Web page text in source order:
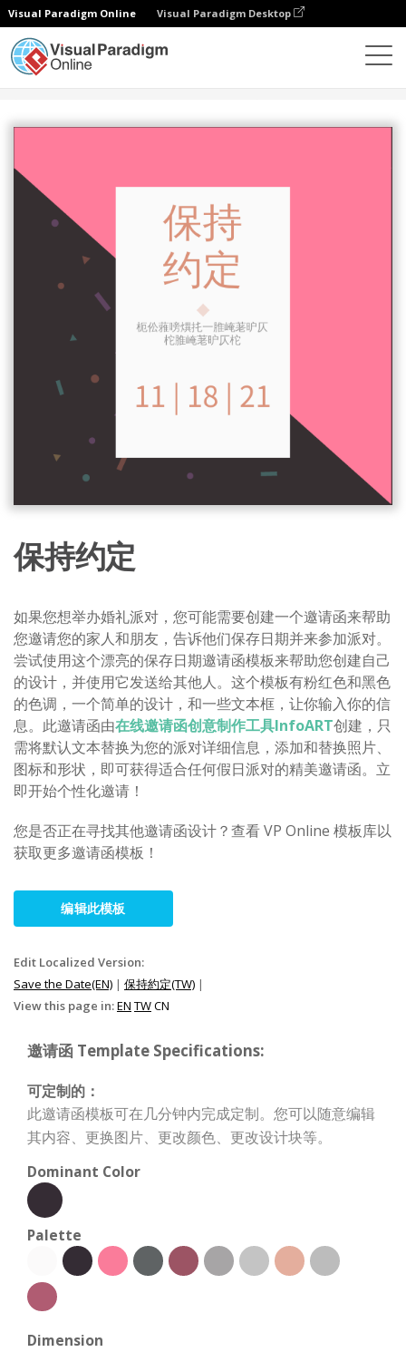
Visual Paradigm Online Visual Paradigm Desktop
保持约定
如果您想举办婚礼派对，您可能需要创建一个邀请函来帮助
您邀请您的家人和朋友，告诉他们保存日期并来参加派对。
尝试使用这个漂亮的保存日期邀请函模板来帮助您创建自己
的设计，并使用它发送给其他人。这个模板有粉红色和黑色
的色调，一个简单的设计，和一些文本框，让你输入你的信
息。此邀请函由在线邀请函创意制作工具InfoART创建，只
需将默认文本替换为您的派对详细信息，添加和替换照片、
图标和形状，即可获得适合任何假日派对的精美邀请函。立
即开始个性化邀请！
您是否正在寻找其他邀请函设计？查看 VP Online 模板库以
获取更多邀请函模板！
编辑此模板
Edit Localized Version:
Save the Date(EN) | 保持約定(TW) |
View this page in:EN TWCN
邀请函 Template Specifications:
可定制的：
此邀请函模板可在几分钟内完成定制。您可以随意编辑
其内容、更换图片、更改颜色、更改设计块等。
Dominant Color
Palette
Dimension